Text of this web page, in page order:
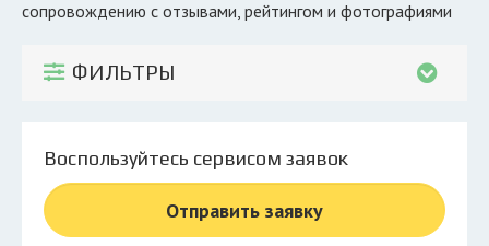
Личный кабинет
сопровождению с отзывами, рейтингом и фотографиями
ФИЛЬТРЫ
Воспользуйтесь сервисом заявок
Отправить заявку